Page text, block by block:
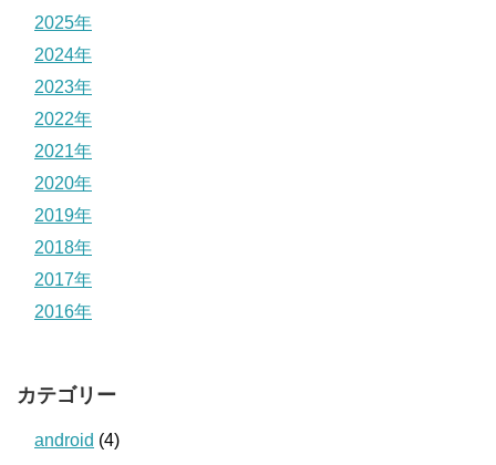
2025年
2024年
2023年
2022年
2021年
2020年
2019年
2018年
2017年
2016年
カテゴリー
android (4)